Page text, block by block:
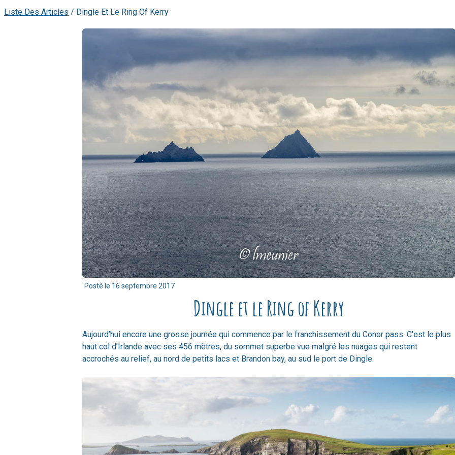
Liste Des Articles / Dingle Et Le Ring Of Kerry
Posté le 16 septembre 2017
Dingle et le Ring of Kerry
Aujourd’hui encore une grosse journée qui commence par le franchissement du Conor pass. C'est le plus
haut col d’Irlande avec ses 456 mètres, du sommet superbe vue malgré les nuages qui restent
accrochés au relief, au nord de petits lacs et Brandon bay, au sud le port de Dingle.